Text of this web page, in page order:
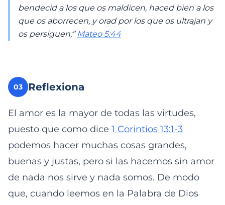
bendecid a los que os maldicen, haced bien a los
que os aborrecen, y orad por los que os ultrajan y
os persiguen;” Mateo 5:44
03 Reflexiona
El amor es la mayor de todas las virtudes,
puesto que como dice 1 Corintios 13:1-3
podemos hacer muchas cosas grandes,
buenas y justas, pero si las hacemos sin amor
de nada nos sirve y nada somos. De modo
que, cuando leemos en la Palabra de Dios